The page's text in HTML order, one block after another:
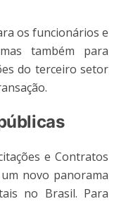
os funcionários e
também para
do terceiro setor
e Contratos
novo panorama
no Brasil. Para